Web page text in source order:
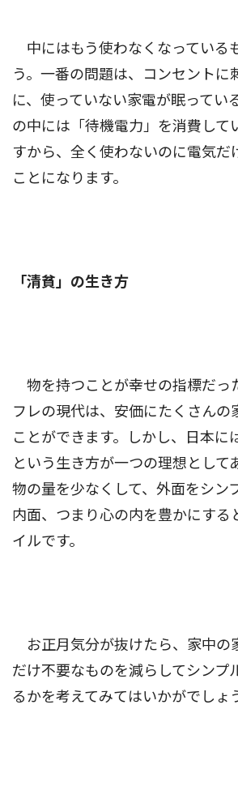
中にはもう使わなくなっている
う。一番の問題は、コンセントに
に、使っていない家電が眠ってい
の中には「待機電力」を消費して
すから、全く使わないのに電気だ
ことになります。
「清貧」の生き方
物を持つことが幸せの指標だっ
フレの現代は、安価にたくさんの
ことができます。しかし、日本に
という生き方が一つの理想として
物の量を少なくして、外面をシン
内面、つまり心の内を豊かにする
イルです。
お正月気分が抜けたら、家中の
だけ不要なものを減らしてシンプ
るかを考えてみてはいかがでしょ